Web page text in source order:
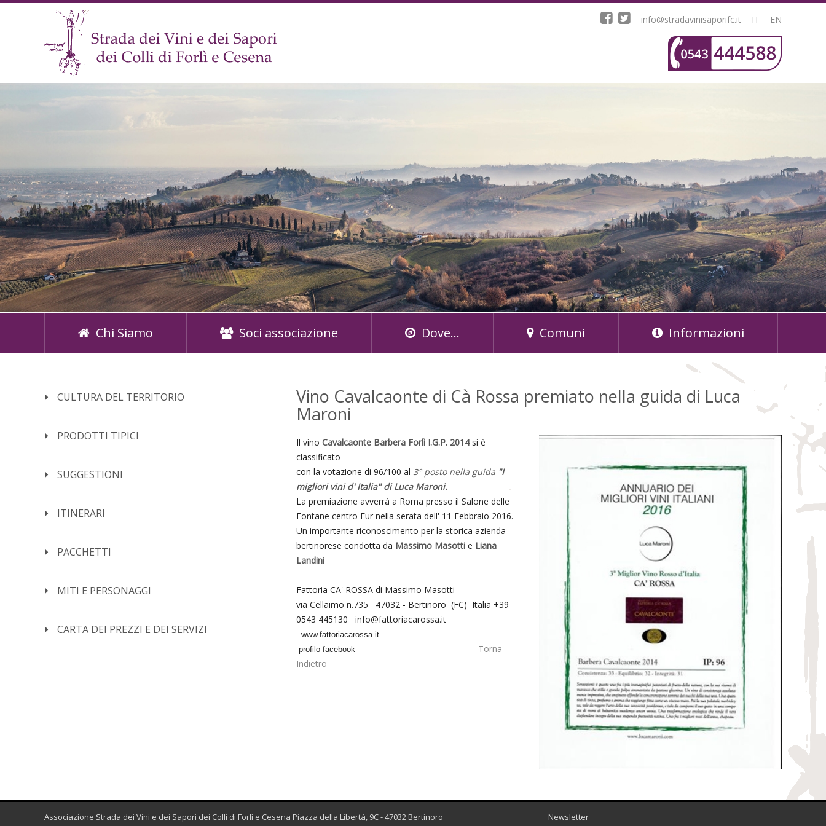
info@stradavinisaporifc.it IT EN
Chi Siamo Soci associazione Dove... Comuni Informazioni
CULTURA DEL TERRITORIO
PRODOTTI TIPICI
SUGGESTIONI
ITINERARI
PACCHETTI
MITI E PERSONAGGI
CARTA DEI PREZZI E DEI SERVIZI
Vino Cavalcaonte di Cà Rossa premiato nella guida di Luca
Maroni
Il vino Cavalcaonte Barbera Forlì I.G.P. 2014 si è
classificato
con la votazione di 96/100 al 3° posto nella guida "I
migliori vini d' Italia" di Luca Maroni.
La premiazione avverrà a Roma presso il Salone delle
Fontane centro Eur nella serata dell' 11 Febbraio 2016.
Un importante riconoscimento per la storica azienda
bertinorese condotta da Massimo Masotti e Liana
Landini
Fattoria CA' ROSSA di Massimo Masotti
via Cellaimo n.735 47032 - Bertinoro (FC) Italia +39
0543 445130 info@fattoriacarossa.it
www.fattoriacarossa.it
profilo facebook
Torna
Indietro
Associazione Strada dei Vini e dei Sapori dei Colli di Forlì e Cesena Piazza della Libertà, 9C - 47032 Bertinoro
Newsletter